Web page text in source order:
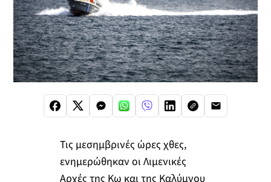
Τις μεσημβρινές ώρες χθες,
ενημερώθηκαν οι Λιμενικές
Αρχές της Κω και της Καλύμνου